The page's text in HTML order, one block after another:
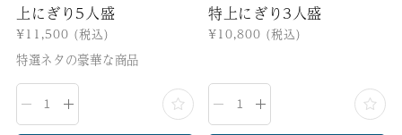
上にぎり5人盛
通
常
価
格
¥11,500 (税込)
特選ネタの豪華な商品
特上にぎり3人盛
通
格
¥10,800 (税込)